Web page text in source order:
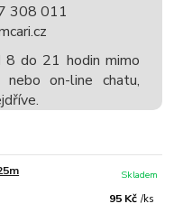
308 011
do 21 hodin mimo
on-line chatu,
95 Kč /ks
Skladem